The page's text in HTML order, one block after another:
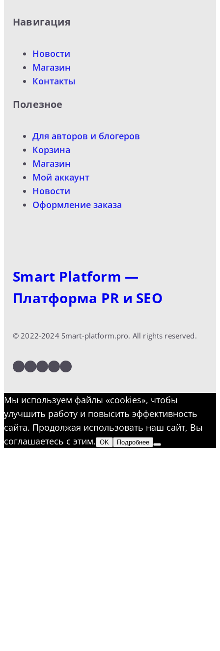
Навигация
Новости
Магазин
Контакты
Полезное
Для авторов и блогеров
Корзина
Магазин
Мой аккаунт
Новости
Оформление заказа
Smart Platform —
Платформа PR и SEO
© 2022-2024 Smart-platform.pro. All rights reserved.
LinkedIn
Facebook
Twitter
Instagram
YouTube
Мы используем файлы «cookies», чтобы
улучшить работу и повысить эффективность
сайта. Продолжая использовать наш сайт, Вы
соглашаетесь с этим. OK Подробнее